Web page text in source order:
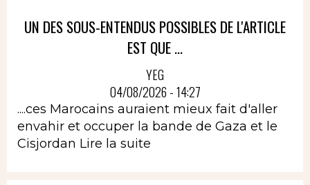
UN DES SOUS-ENTENDUS POSSIBLES DE L'ARTICLE
EST QUE ...
YEG
04/08/2026 - 14:27
....ces Marocains auraient mieux fait d'aller
envahir et occuper la bande de Gaza et le
Cisjordan Lire la suite